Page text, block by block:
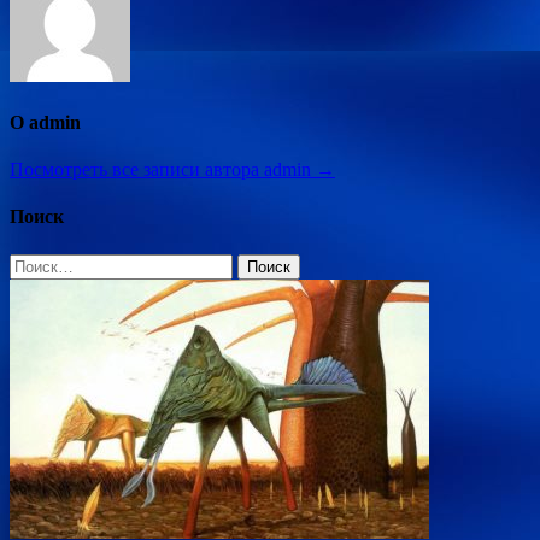
О admin
Посмотреть все записи автора admin →
Поиск
Найти: